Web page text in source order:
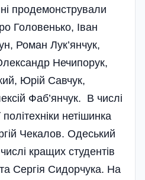
продемонстрували
Головенько, Іван
Роман Лук’янчук,
Нечипорук,
Юрій Савчук,
Фаб’янчук. В числі
політехніки нетішинка
Чекалов. Одеський
кращих студентів
Сергія Сидорчука. На